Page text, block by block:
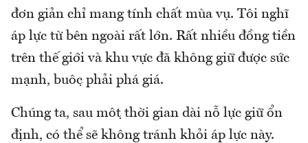
đơn giản chỉ mang tính chất mùa vụ. Tôi nghĩ
áp lực từ bên ngoài rất lớn. Rất nhiều đồng tiền
trên thế giới và khu vực đã không giữ được sức
mạnh, buộc phải phá giá.
Chúng ta, sau một thời gian dài nỗ lực giữ ổn
định, có thể sẽ không tránh khỏi áp lực này.